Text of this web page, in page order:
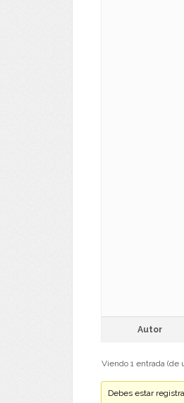
Autor
Viendo 1 entrada (de
Debes estar